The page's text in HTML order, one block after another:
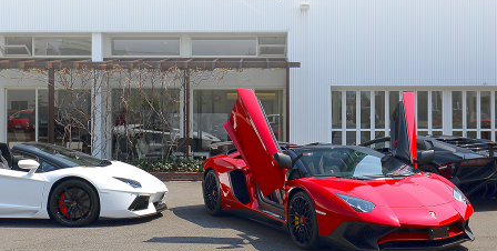
Factory
自社工場 サービス案内
Official Blog
公式ブログ
Company info.
会社案内